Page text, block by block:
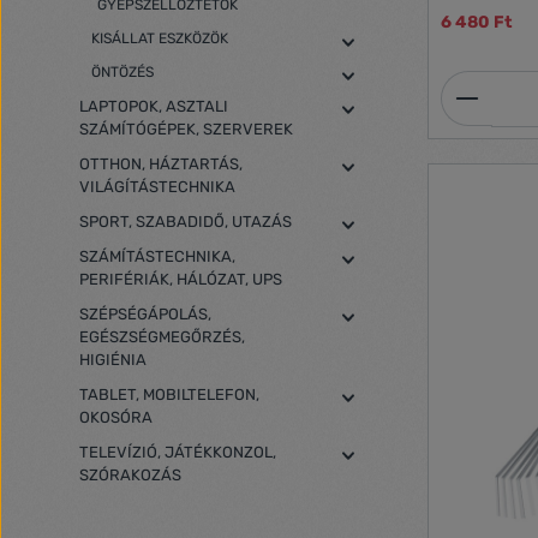
GYEPSZELLŐZTETŐK
KISÁLLAT ESZKÖZÖK
ÖNTÖZÉS
LAPTOPOK, ASZTALI
SZÁMÍTÓGÉPEK, SZERVEREK
OTTHON, HÁZTARTÁS,
VILÁGÍTÁSTECHNIKA
SPORT, SZABADIDŐ, UTAZÁS
SZÁMÍTÁSTECHNIKA,
PERIFÉRIÁK, HÁLÓZAT, UPS
SZÉPSÉGÁPOLÁS,
EGÉSZSÉGMEGŐRZÉS,
HIGIÉNIA
TABLET, MOBILTELEFON,
OKOSÓRA
TELEVÍZIÓ, JÁTÉKKONZOL,
SZÓRAKOZÁS
Ideális
6 480 Ft